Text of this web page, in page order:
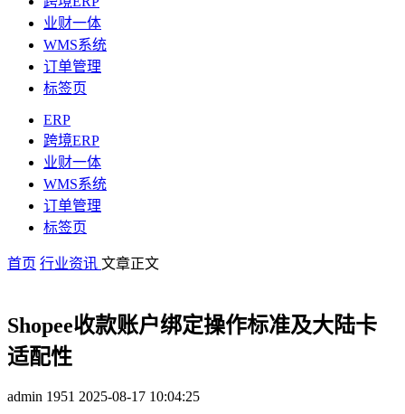
业财一体
WMS系统
订单管理
标签页
ERP
跨境ERP
业财一体
WMS系统
订单管理
标签页
首页 行业资讯 文章正文
Shopee收款账户绑定操作标准及大陆卡
适配性
admin 1951 2025-08-17 10:04:25